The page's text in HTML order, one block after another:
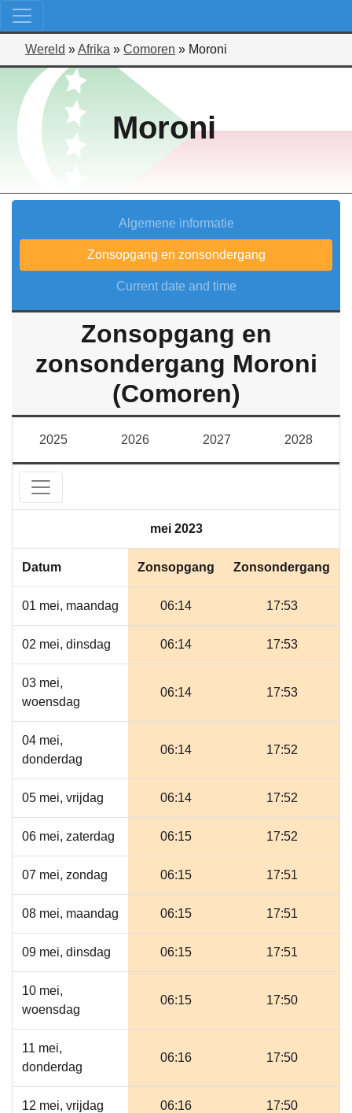
Wereld »Afrika » Comoren » Moroni
Moroni
Algemene informatie
Zonsopgang en zonsondergang
Current date and time
Zonsopgang en
zonsondergang Moroni
(Comoren)
2025 2026 2027 2028
mei 2023
Datum Zonsopgang Zonsondergang
01 mei, maandag 06:14 17:53
02 mei, dinsdag 06:14 17:53
03 mei,
woensdag
06:14 17:53
04 mei,
donderdag
06:14 17:52
05 mei, vrijdag 06:14 17:52
06 mei, zaterdag 06:15 17:52
07 mei, zondag 06:15 17:51
08 mei, maandag 06:15 17:51
09 mei, dinsdag 06:15 17:51
10 mei,
woensdag
06:15 17:50
11 mei,
donderdag
06:16 17:50
12 mei, vrijdag 06:16 17:50